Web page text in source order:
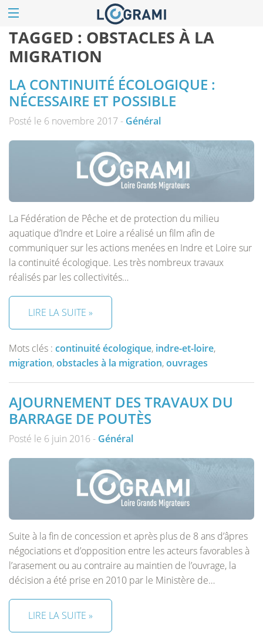
TAGGED : OBSTACLES À LA
MIGRATION
LA CONTINUITÉ ÉCOLOGIQUE :
NÉCESSAIRE ET POSSIBLE
Posté le 6 novembre 2017 - Général
La Fédération de Pêche et de protection du milieu
aquatique d’Indre et Loire a réalisé un film afin de
communiquer sur les actions menées en Indre et Loire sur
la continuité écologique. Les très nombreux travaux
réalisés par les collectivités…
LIRE LA SUITE »
Mots clés : continuité écologique, indre-et-loire,
migration,obstacles à la migration,ouvrages
AJOURNEMENT DES TRAVAUX DU
BARRAGE DE POUTÈS
Posté le 6 juin 2016 - Général
Suite à la fin de concession et après plus de 8 ans d’âpres
négociations et d’opposition entre les acteurs favorables à
l’arasement ou au contraire au maintien de l’ouvrage, la
décision a été prise en 2010 par le Ministère de…
LIRE LA SUITE »